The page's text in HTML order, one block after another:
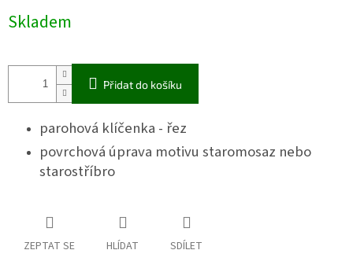
cena:
Skladem
Přidat do košíku
parohová klíčenka - řez
povrchová úprava motivu staromosaz nebo
starostříbro
ZEPTAT SE HLÍDAT SDÍLET